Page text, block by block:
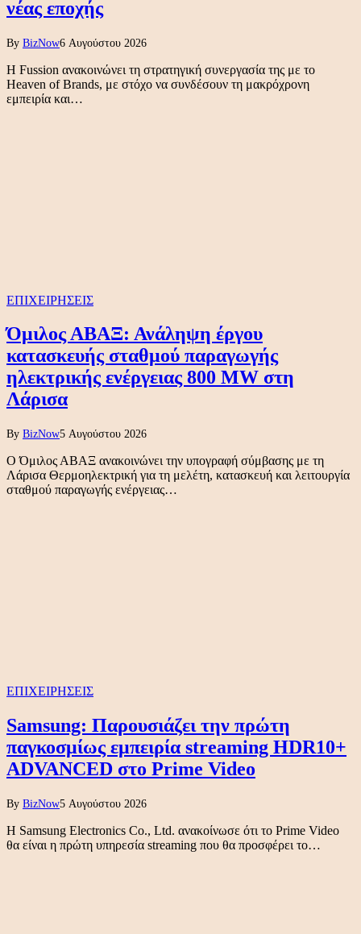
νέας εποχής
By BizNow6 Αυγούστου 2026
Η Fussion ανακοινώνει τη στρατηγική συνεργασία της με το
Heaven of Brands, με στόχο να συνδέσουν τη μακρόχρονη
εμπειρία και…
ΕΠΙΧΕΙΡΗΣΕΙΣ
Όμιλος ΑΒΑΞ: Ανάληψη έργου
κατασκευής σταθμού παραγωγής
ηλεκτρικής ενέργειας 800 ΜW στη
Λάρισα
By BizNow5 Αυγούστου 2026
Ο Όμιλος ΑΒΑΞ ανακοινώνει την υπογραφή σύμβασης με τη
Λάρισα Θερμοηλεκτρική για τη μελέτη, κατασκευή και λειτουργία
σταθμού παραγωγής ενέργειας…
ΕΠΙΧΕΙΡΗΣΕΙΣ
Samsung: Παρουσιάζει την πρώτη
παγκοσμίως εμπειρία streaming HDR10+
ADVANCED στο Prime Video
By BizNow5 Αυγούστου 2026
Η Samsung Electronics Co., Ltd. ανακοίνωσε ότι το Prime Video
θα είναι η πρώτη υπηρεσία streaming που θα προσφέρει το…